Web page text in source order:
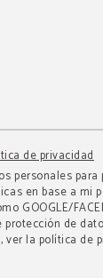
de privacidad
personales para
en base a mi
GOOGLE/
de
la política de